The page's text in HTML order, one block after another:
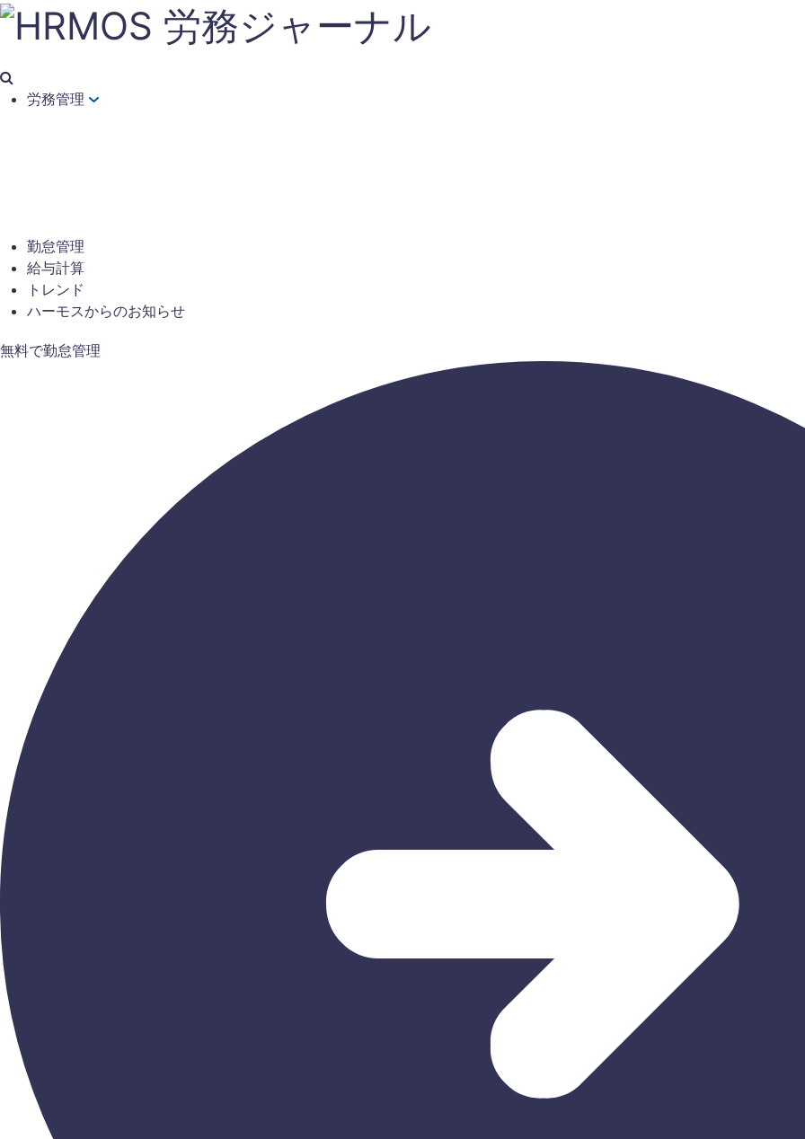
労務管理
勤怠管理
給与計算
トレンド
ハーモスからのお知らせ
無料で勤怠管理